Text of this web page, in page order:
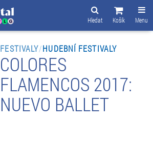
Menu
Košík
Hledat
FESTIVALY/HUDEBNÍ FESTIVALY
COLORES
FLAMENCOS 2017:
NUEVO BALLET